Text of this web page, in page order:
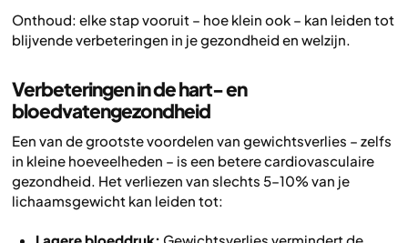
Onthoud: elke stap vooruit – hoe klein ook – kan leiden tot
blijvende verbeteringen in je gezondheid en welzijn.
Verbeteringen in de hart- en
bloedvatengezondheid
Een van de grootste voordelen van gewichtsverlies – zelfs
in kleine hoeveelheden – is een betere cardiovasculaire
gezondheid. Het verliezen van slechts 5–10% van je
lichaamsgewicht kan leiden tot: